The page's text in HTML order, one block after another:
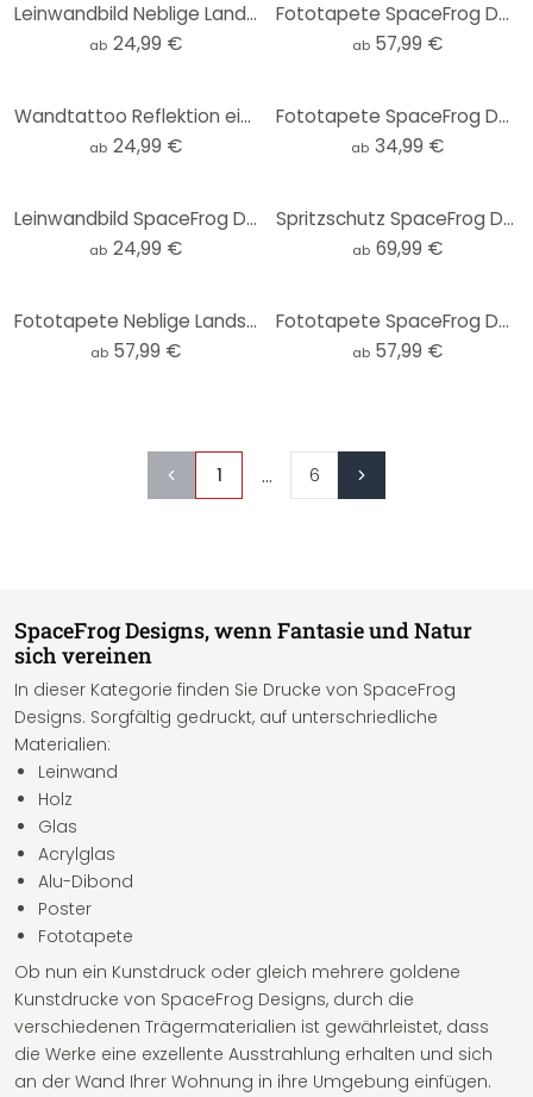
Leinwandbild Neblige Landschaft in der Nacht - SpaceFrog Designs
ab 24,99 €
Fototapete SpaceFrog Designs - Rosa Sonne
ab 57,99 €
Wandtattoo Reflektion einer Winterlandschaft - SpaceFrog Designs - Rund
ab 24,99 €
Fototapete SpaceFrog Designs - Goldene Dämmerung - Rund - Selbstklebend/Vlies
ab 34,99 €
Leinwandbild SpaceFrog Designs - Nebliger Wald
ab 24,99 €
Spritzschutz SpaceFrog Designs - Herbstmorgen
ab 69,99 €
Fototapete Neblige Landschaft in der Nacht - SpaceFrog Designs
ab 57,99 €
Fototapete SpaceFrog Designs - Verbundenheit
ab 57,99 €
1 ... 6
SpaceFrog Designs, wenn Fantasie und Natur
sich vereinen
In dieser Kategorie finden Sie Drucke von SpaceFrog
Designs. Sorgfältig gedruckt, auf unterschriedliche
Materialien:
Leinwand
Holz
Glas
Acrylglas
Alu-Dibond
Poster
Fototapete
Ob nun ein Kunstdruck oder gleich mehrere goldene
Kunstdrucke von SpaceFrog Designs, durch die
verschiedenen Trägermaterialien ist gewährleistet, dass
die Werke eine exzellente Ausstrahlung erhalten und sich
an der Wand Ihrer Wohnung in ihre Umgebung einfügen.